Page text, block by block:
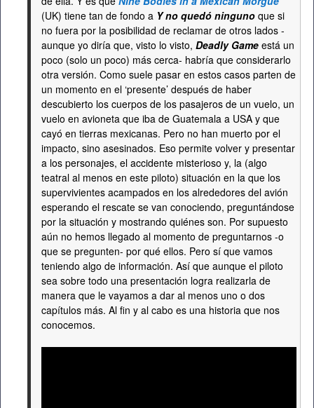
(UK) tiene tan de fondo a Y no quedó ninguno que si
no fuera por la posibilidad de reclamar de otros lados -
aunque yo diría que, visto lo visto, Deadly Game está un
poco (solo un poco) más cerca- habría que considerarlo
otra versión. Como suele pasar en estos casos parten de
un momento en el ‘presente’ después de haber
descubierto los cuerpos de los pasajeros de un vuelo, un
vuelo en avioneta que iba de Guatemala a USA y que
cayó en tierras mexicanas. Pero no han muerto por el
impacto, sino asesinados. Eso permite volver y presentar
a los personajes, el accidente misterioso y, la (algo
teatral al menos en este piloto) situación en la que los
supervivientes acampados en los alrededores del avión
esperando el rescate se van conociendo, preguntándose
por la situación y mostrando quiénes son. Por supuesto
aún no hemos llegado al momento de preguntarnos -o
que se pregunten- por qué ellos. Pero sí que vamos
teniendo algo de información. Así que aunque el piloto
sea sobre todo una presentación logra realizarla de
manera que le vayamos a dar al menos uno o dos
capítulos más. Al fin y al cabo es una historia que nos
conocemos.